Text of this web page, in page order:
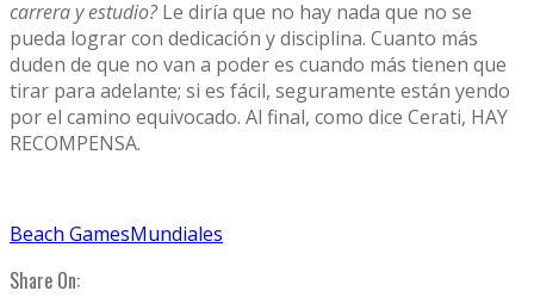
carrera y estudio?Le diría que no hay nada que no se
pueda lograr con dedicación y disciplina. Cuanto más
duden de que no van a poder es cuando más tienen que
tirar para adelante; si es fácil, seguramente están yendo
por el camino equivocado. Al final, como dice Cerati, HAY
RECOMPENSA.
Beach GamesMundiales
Share On: